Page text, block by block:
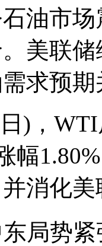
油市
美联
求预
，WTI
幅
消化
局势紧